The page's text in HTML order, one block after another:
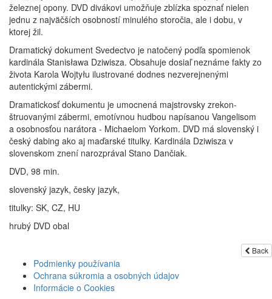
železnej opony. DVD divákovi umožňuje zblízka spoznať nielen
jednu z najväčších osobností minulého storočia, ale i dobu, v
ktorej žil.
Dramatický dokument Svedectvo je natočený podľa spomienok
kardinála Stanisława Dziwisza. Obsahuje dosiaľ neznáme fakty zo
života Karola Wojtyłu ilustrované dodnes nezverejnenými
autentickými zábermi.
Dramatickosť dokumentu je umocnená majstrovsky zrekon-
štruovanými zábermi, emotívnou hudbou napísanou Vangelisom
a osobnosťou narátora - Michaelom Yorkom. DVD má slovenský i
český dabing ako aj maďarské titulky. Kardinála Dziwisza v
slovenskom znení narozprával Stano Dančiak.
DVD, 98 min.
slovenský jazyk, česky jazyk,
titulky: SK, CZ, HU
hrubý DVD obal
Back
Podmienky používania
Ochrana súkromia a osobných údajov
Informácie o Cookies